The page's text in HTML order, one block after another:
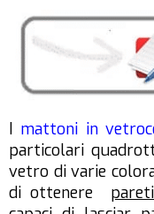
I mattoni in
particolari
vetro di varie
di ottenere